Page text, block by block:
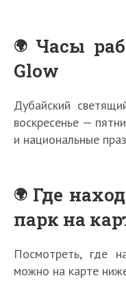
Часы
Glow
Дубайский
воскресенье —
и национальные
Где
парк на
Посмотреть, где
можно на карте